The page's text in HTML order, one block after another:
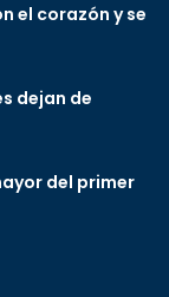
el corazón y se
dejan de
del primer